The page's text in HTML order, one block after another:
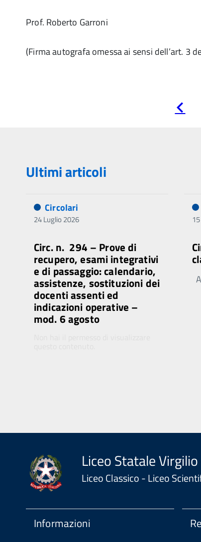
Prof. Roberto Garroni
(Firma autografa omessa ai sensi dell’art. 3
Ultimi articoli
Circolari
24 Luglio 2026
Circ. n. 294 – Prove di
recupero, esami integrativi
e di passaggio: calendario,
assistenze, sostituzioni dei
docenti assenti ed
indicazioni operative –
mod. 6 agosto
Liceo Statale
Liceo Classico - Liceo
Informazioni